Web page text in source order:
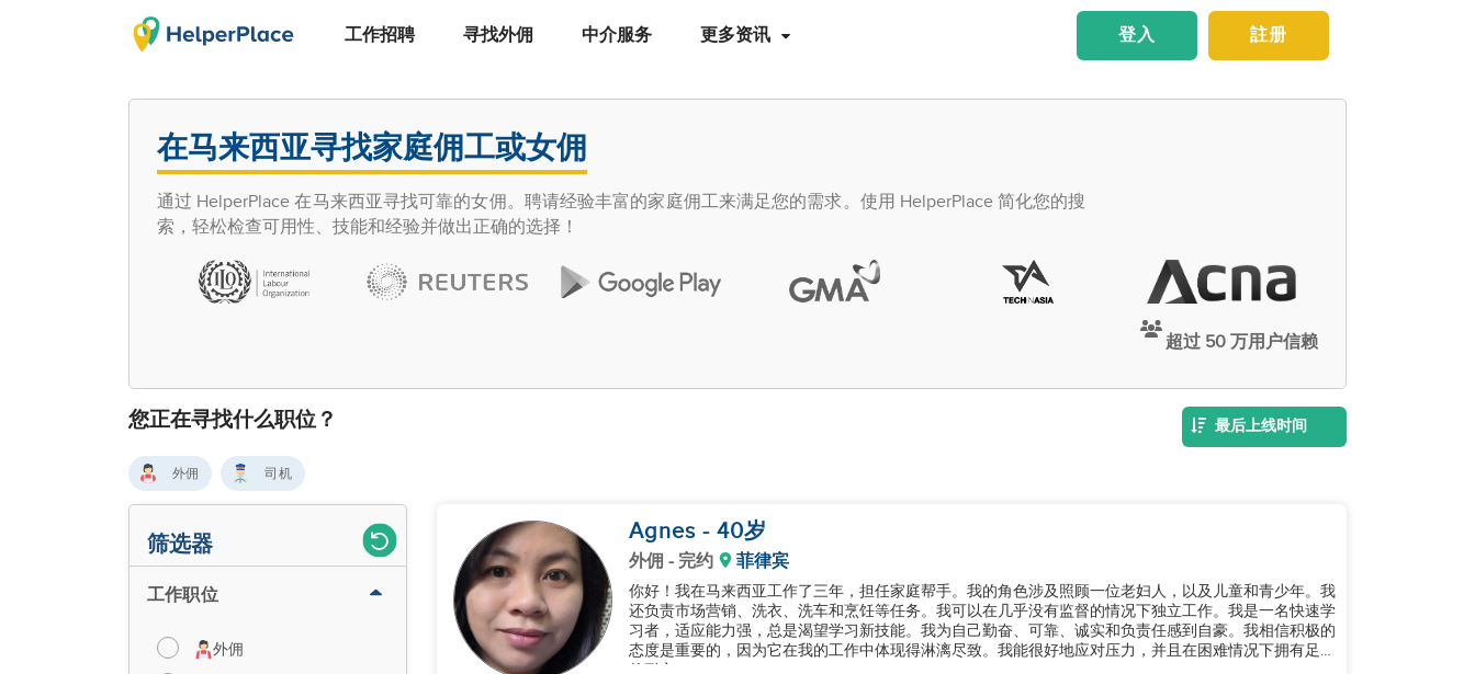
工作招聘 寻找外佣 中介服务 更多资讯 註册
登入
在马来西亚寻找家庭佣工或女佣
通过 HelperPlace 在马来西亚寻找可靠的女佣。聘请经验丰富的家庭佣工来满足您的需求。使用 HelperPlace 简化您的搜
索，轻松检查可用性、技能和经验并做出正确的选择！
超过 50 万用户信赖
您正在寻找什么职位？ 最后上线时间
外佣 司机
筛选器
工作职位
外佣
Agnes - 40岁
外佣 - 完约 菲律宾
你好！我在马来西亚工作了三年，担任家庭帮手。我的角色涉及照顾一位老妇人，以及儿童和青少年。我
还负责市场营销、洗衣、洗车和烹饪等任务。我可以在几乎没有监督的情况下独立工作。我是一名快速学
习者，适应能力强，总是渴望学习新技能。我为自己勤奋、可靠、诚实和负责任感到自豪。我相信积极的
态度是重要的，因为它在我的工作中体现得淋漓尽致。我能很好地应对压力，并且在困难情况下拥有足够